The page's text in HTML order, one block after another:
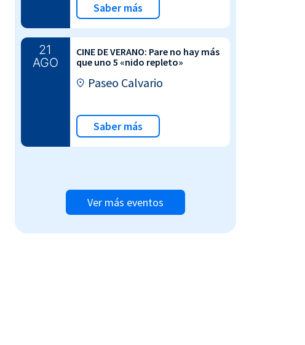
Saber más
21
AGO
CINE DE VERANO: Pare no hay más
que uno 5 «nido repleto»
Paseo Calvario
Saber más
Ver más eventos